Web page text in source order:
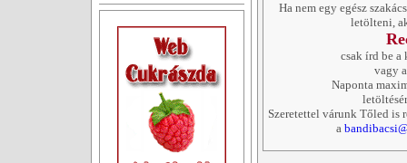
Ha nem egy egész
letölteni,
csak írd be a
vagy
Naponta
Szeretettel várunk Tőled is
a